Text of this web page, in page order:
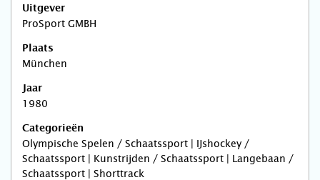
Uitgever
ProSport GMBH
Plaats
München
Jaar
1980
Categorieën
Olympische Spelen / Schaatssport | IJshockey /
Schaatssport | Kunstrijden / Schaatssport | Langebaan /
Schaatssport | Shorttrack